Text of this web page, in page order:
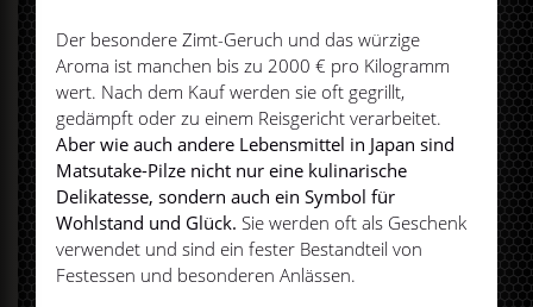
Der besondere Zimt-Geruch und das würzige
Aroma ist manchen bis zu 2000 € pro Kilogramm
wert. Nach dem Kauf werden sie oft gegrillt,
gedämpft oder zu einem Reisgericht verarbeitet.
Aber wie auch andere Lebensmittel in Japan sind
Matsutake-Pilze nicht nur eine kulinarische
Delikatesse, sondern auch ein Symbol für
Wohlstand und Glück. Sie werden oft als Geschenk
verwendet und sind ein fester Bestandteil von
Festessen und besonderen Anlässen.